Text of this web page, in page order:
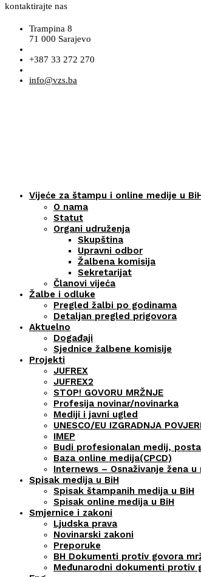
kontaktirajte nas
Trampina 8
71 000 Sarajevo
+387 33 272 270
info@vzs.ba
Vijeće za štampu i online medije u
O nama
Statut
Organi udruženja
Skupština
Upravni odbor
Žalbena komisija
Sekretarijat
Članovi vijeća
Žalbe i odluke
Pregled žalbi po godinama
Detaljan pregled prigovora
Aktuelno
Događaji
Sjednice žalbene komisije
Projekti
JUFREX
JUFREX2
STOP! GOVORU MRŽNJE
Profesija novinar/novinarka
Mediji i javni ugled
UNESCO/EU IZGRADNJA
IMEP
Budi profesionalan medij,
Baza online medija(CPCD)
Internews – Osnaživanje žena
Spisak medija u BiH
Spisak štampanih medija u BiH
Spisak online medija u BiH
Smjernice i zakoni
Ljudska prava
Novinarski zakoni
Preporuke
BH Dokumenti protiv govora
Međunarodni dokumenti protiv